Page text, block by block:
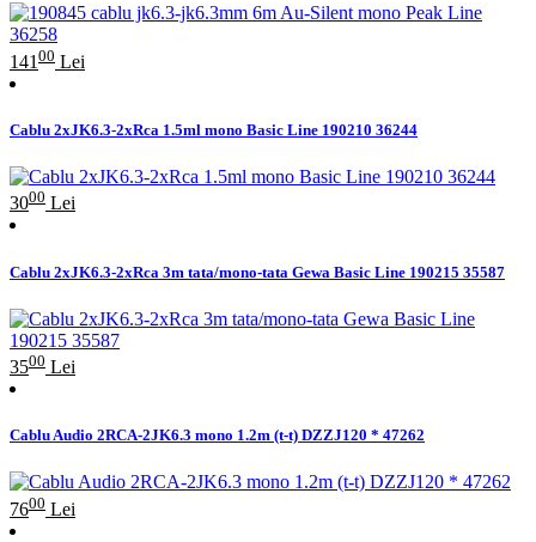
141 00 Lei
Cablu 2xJK6.3-2xRca 1.5ml mono Basic Line 190210 36244
3000 Lei
Cablu 2xJK6.3-2xRca 3m tata/mono-tata Gewa Basic Line 190215 35587
3500 Lei
Cablu Audio 2RCA-2JK6.3 mono 1.2m (t-t) DZZJ120 * 47262
7600 Lei